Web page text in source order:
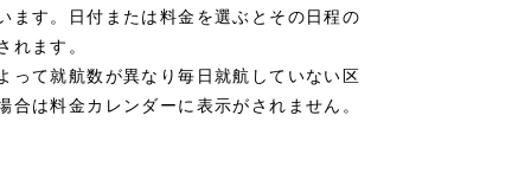
ます。日付または料金を選ぶとその日程の
れます。
って就航数が異なり毎日就航していない区
は料金カレンダーに表示がされません。